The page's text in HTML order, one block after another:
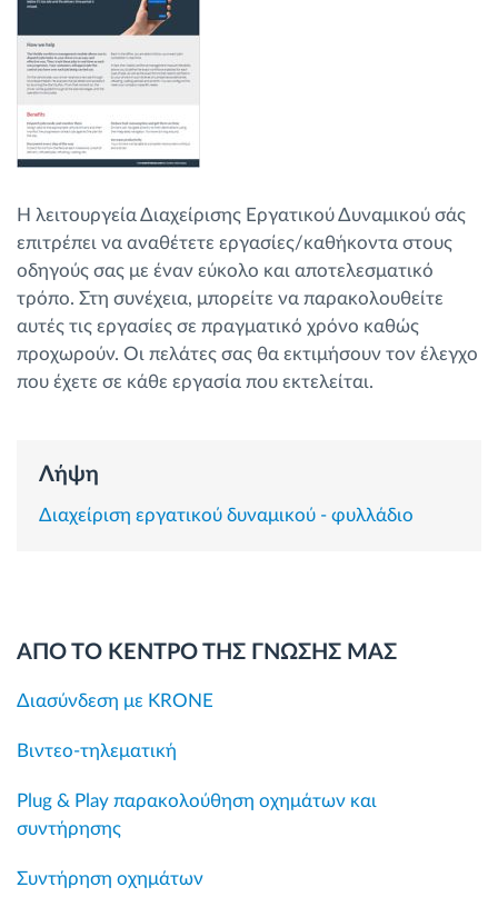
Διαχείριση καυσίμου
Σχεδιασμός και παρακολούθηση διαδρομής
Αυτόματη αναγνώριση οδηγού
Ανακαλύψτε όλα τα χαρακτηριστικά
Πώς να λύσουμε τις ανάγκες των
δραστηριοτήτων του στόλου
Η λειτουργεία Διαχείρισης Εργατικού Δυναμικού σάς
επιτρέπει να αναθέτετε εργασίες/καθήκοντα στους
οδηγούς σας με έναν εύκολο και αποτελεσματικό
τρόπο. Στη συνέχεια, μπορείτε να παρακολουθείτε
αυτές τις εργασίες σε πραγματικό χρόνο καθώς
προχωρούν. Οι πελάτες σας θα εκτιμήσουν τον έλεγχο
που έχετε σε κάθε εργασία που εκτελείται.
Λήψη
Διαχείριση εργατικού δυναμικού - φυλλάδιο
ΑΠΟ ΤΟ ΚΕΝΤΡΟ ΤΗΣ ΓΝΩΣΗΣ ΜΑΣ
Διασύνδεση με KRONE
Βιντεο-τηλεματική
Plug & Play παρακολούθηση οχημάτων και
συντήρησης
Συντήρηση οχημάτων